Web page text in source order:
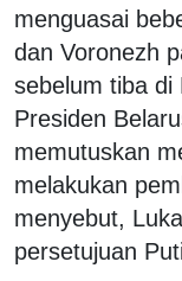
menguasai
dan Voronezh
sebelum tiba di
Presiden
memutuskan
melakukan
menyebut,
persetujuan